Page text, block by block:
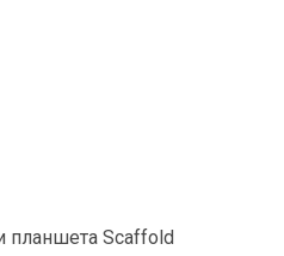
планшета Scaffold